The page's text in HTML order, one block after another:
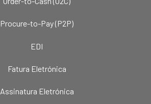
Procure-to-Pay (P2P)
EDI
Fatura Eletrónica
Assinatura Eletrónica